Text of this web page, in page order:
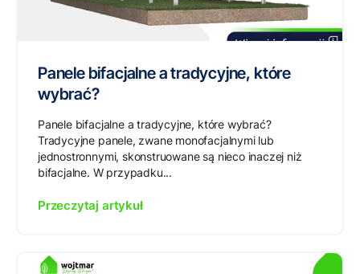
Panele bifacjalne a tradycyjne, które
wybrać?
Panele bifacjalne a tradycyjne, które wybrać?
Tradycyjne panele, zwane monofacjalnymi lub
jednostronnymi, skonstruowane są nieco inaczej niż
bifacjalne. W przypadku...
Przeczytaj artykuł